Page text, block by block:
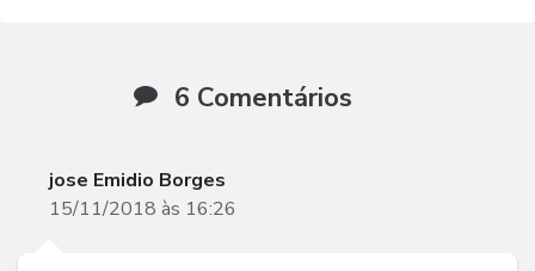
6 Comentários
jose Emidio Borges
15/11/2018 às 16:26